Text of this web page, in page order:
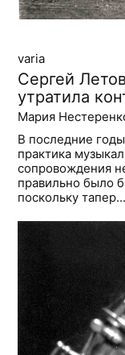
varia
Сергей
утратила
Мария
В последние
практика
сопровождения
правильно было
поскольку тапер...